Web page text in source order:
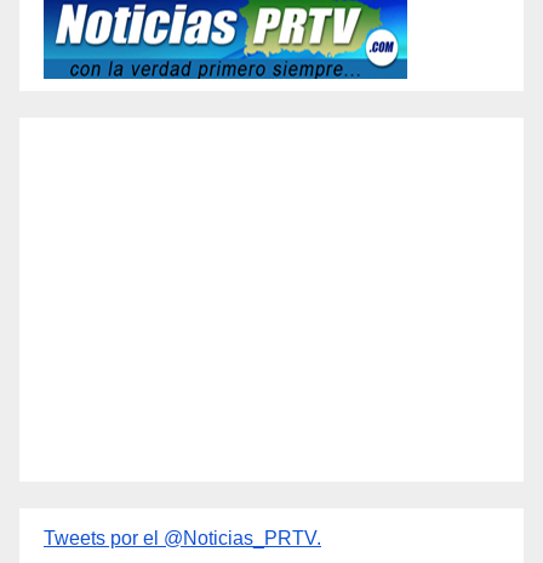
Tweets por el @Noticias_PRTV.